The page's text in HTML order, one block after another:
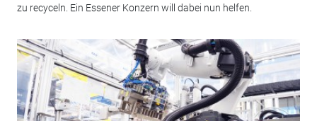
zu recyceln. Ein Essener Konzern will dabei nun helfen.